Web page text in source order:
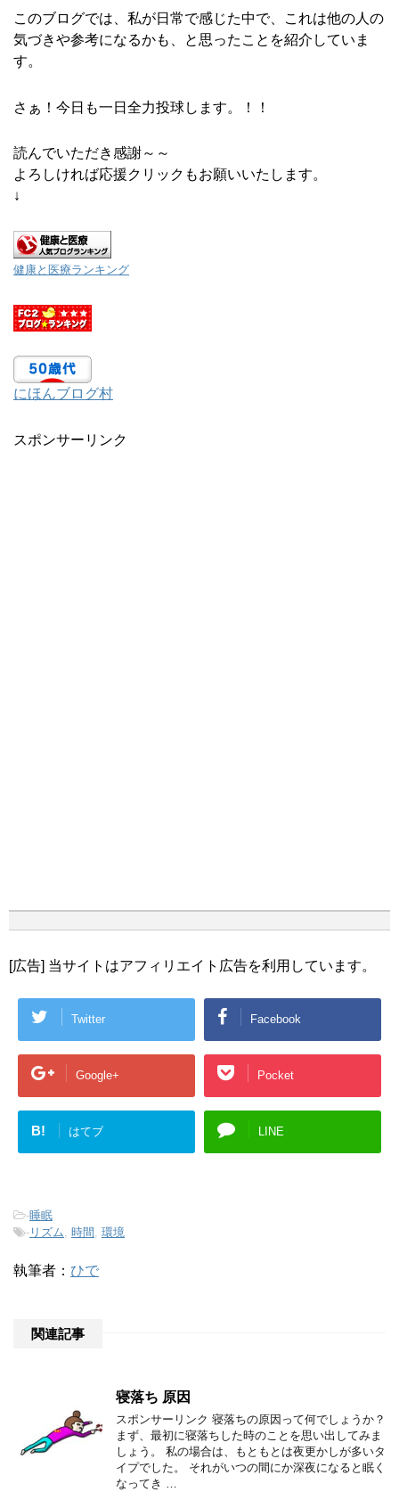
このブログでは、私が日常で感じた中で、これは他の人の
気づきや参考になるかも、と思ったことを紹介していま
す。
さぁ！今日も一日全力投球します。！！
読んでいただき感謝～～
よろしければ応援クリックもお願いいたします。
↓
健康と医療ランキング
にほんブログ村
スポンサーリンク
[広告] 当サイトはアフィリエイト広告を利用しています。
Twitter Facebook
Google+ Pocket
B! はてブ LINE
-睡眠
- リズム 時間 環境
執筆者： ひで
関連記事
寝落ち 原因
スポンサーリンク 寝落ちの原因って何でしょうか？
まず、最初に寝落ちした時のことを思い出してみま
しょう。 私の場合は、もともとは夜更かしが多いタ
イプでした。 それがいつの間にか深夜になると眠く
なってき …